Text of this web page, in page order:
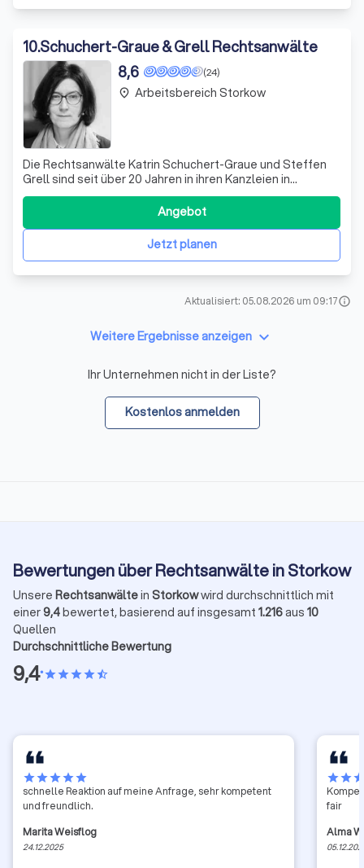
10.Schuchert-Graue & Grell Rechtsanwälte
(24)
8,6
Die Rechtsanwälte Katrin Schuchert-Graue und Steffen
Grell sind seit über 20 Jahren in ihren Kanzleien in
Angermünde und Eberswalde tätig. Sie sind erfahrene
Anwälte im Barnim und in der Uckermark und legen
größten Wert auf Qualität und Seriosität. Sie wissen, dass
Recht haben und Recht bekommen zwe
Jetzt planen
Angebot
place Arbeitsbereich Storkow
Aktualisiert: 05.08.2026 um 09:17info
Weitere Ergebnisse anzeigen keyboard_arrow_down
Ihr Unternehmen nicht in der Liste?
Kostenlos anmelden
Bewertungen über Rechtsanwälte in Storkow
Unsere Rechtsanwältein Storkowwird durchschnittlich mit
einer9,4bewertet, basierend auf insgesamt 1.216aus 10
Quellen
Durchschnittliche Bewertung
9,4•starstarstarstarstar_half
starstarstarstarstar
schnelle Reaktion auf meine Anfrage, sehr kompetent
und freundlich.
Marita Weisflog
24.12.2025
starstar
fair
Alma